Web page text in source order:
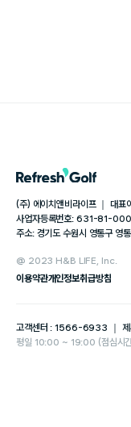
(주) 에이치앤비라이프 ｜ 대표
사업자등록번호: 631-81-
주소: 경기도 수원시 영통구 영
@ 2023 H&B LIFE, Inc.
이용약관개인정보취급방침
고객센터 : 1566-6933 ｜
평일 10:00 ~ 19:00 (점심시